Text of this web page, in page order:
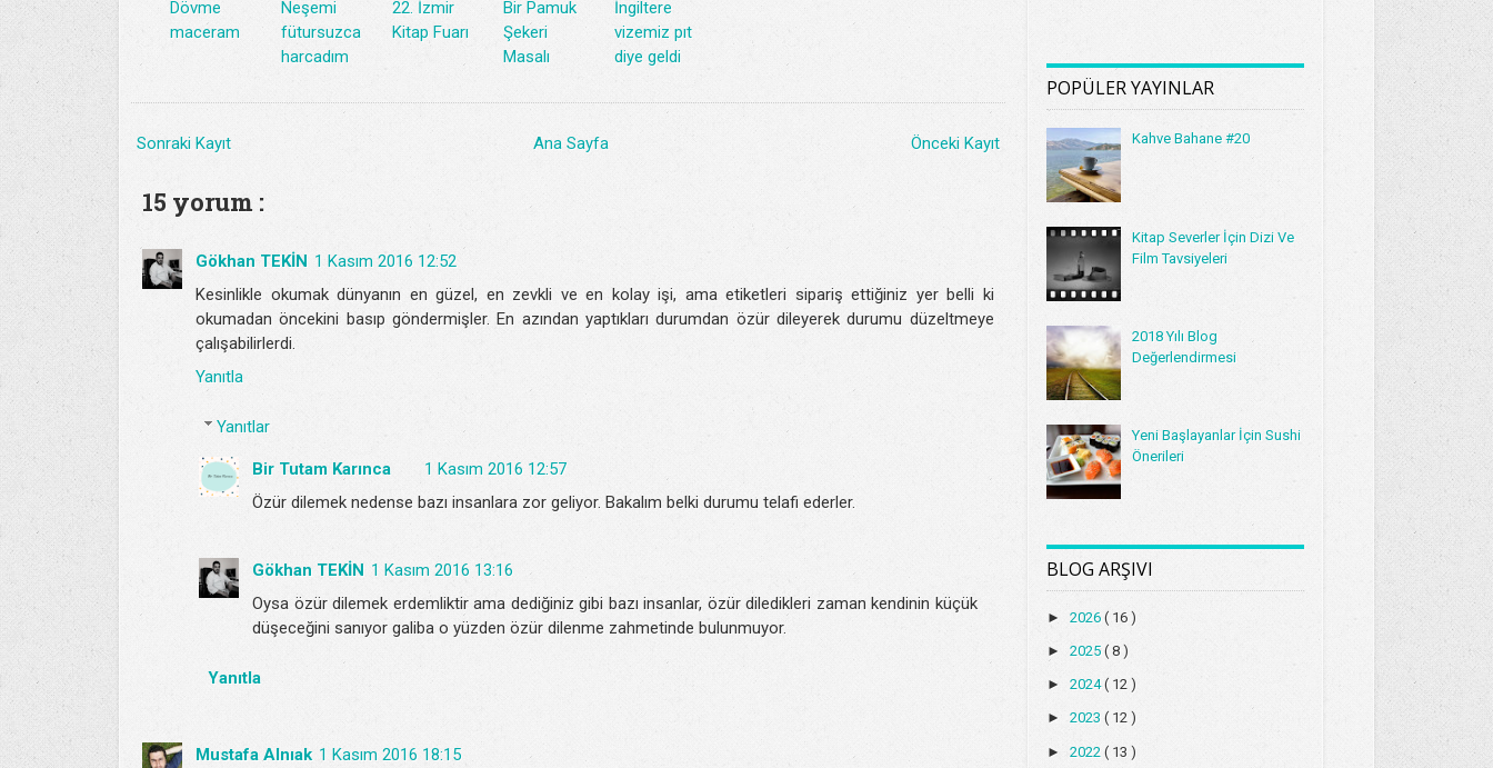
Dövme
maceram
Neşemi
fütursuzca
harcadım
22. İzmir
Kitap Fuarı
Bir Pamuk
Şekeri
Masalı
İngiltere
vizemiz pıt
diye geldi
Sonraki Kayıt Önceki Kayıt
Ana Sayfa
15 yorum :
Gökhan TEKİN 1 Kasım 2016 12:52
Kesinlikle okumak dünyanın en güzel, en zevkli ve en kolay işi, ama etiketleri sipariş ettiğiniz yer belli ki
okumadan öncekini basıp göndermişler. En azından yaptıkları durumdan özür dileyerek durumu düzeltmeye
çalışabilirlerdi.
Yanıtla
Yanıtlar
Bir Tutam Karınca
1 Kasım 2016 12:57
Özür dilemek nedense bazı insanlara zor geliyor. Bakalım belki durumu telafi ederler.
Gökhan TEKİN 1 Kasım 2016 13:16
Oysa özür dilemek erdemliktir ama dediğiniz gibi bazı insanlar, özür diledikleri zaman kendinin küçük
düşeceğini sanıyor galiba o yüzden özür dilenme zahmetinde bulunmuyor.
Yanıtla
Mustafa Alnıak 1 Kasım 2016 18:15
POPÜLER YAYINLAR
Kahve Bahane #20
Kitap Severler İçin Dizi Ve
Film Tavsiyeleri
2018 Yılı Blog
Değerlendirmesi
Yeni Başlayanlar İçin Sushi
Önerileri
BLOG ARŞIVI
►2026( 16 )
►2025( 8 )
►2024( 12 )
►2023( 12 )
►2022( 13 )